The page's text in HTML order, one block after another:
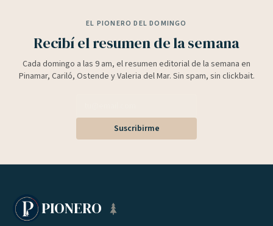
EL PIONERO DEL DOMINGO
Recibí el resumen de la semana
Cada domingo a las 9 am, el resumen editorial de la semana en
Pinamar, Cariló, Ostende y Valeria del Mar. Sin spam, sin clickbait.
Suscribirme
PIONERO